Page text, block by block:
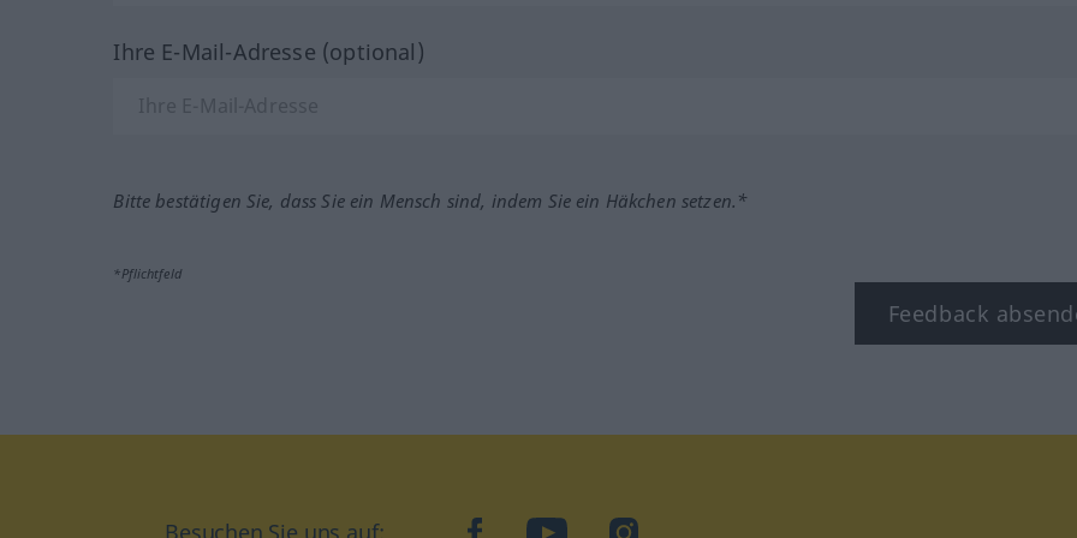
Ihre E-Mail-Adresse (optional)
Bitte bestätigen Sie, dass Sie ein Mensch sind, indem Sie ein Häkchen setzen.*
*Pflichtfeld
Feedback
facebookYouTubeInstagram